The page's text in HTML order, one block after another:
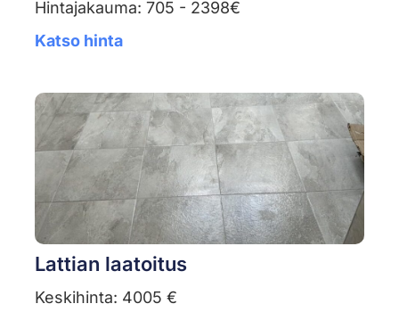
Hintajakauma: 705 - 2398€
Katso hinta
Lattian laatoitus
Keskihinta: 4005 €